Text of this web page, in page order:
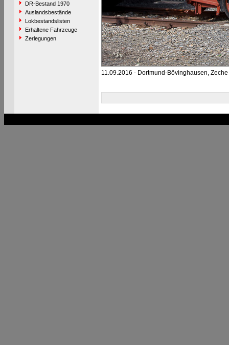
DR-Bestand 1970
Auslandsbestände
Lokbestandslisten
Erhaltene Fahrzeuge
Zerlegungen
11.09.2016 - Dortmund-Bövinghausen,